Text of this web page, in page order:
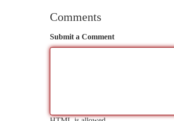
Comments
Submit a Comment